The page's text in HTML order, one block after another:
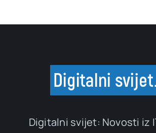
Digitalni svijet: Novosti iz